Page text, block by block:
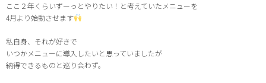
ここ２年くらいずーっとやりたい！と考えていたメニューを
4月より始動させます
私自身、それが好きで
いつかメニューに導入したいと思っていましたが
納得できるものと巡り会わず。